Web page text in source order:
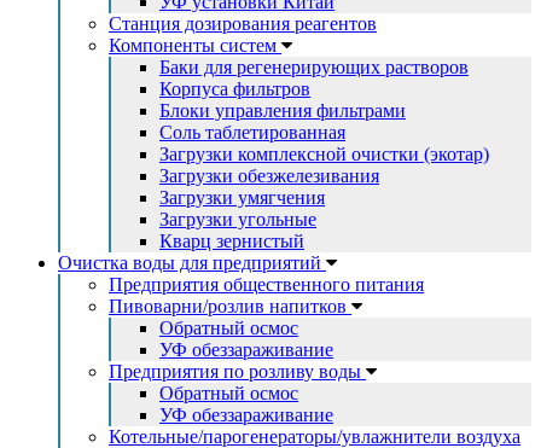
Станция дозирования реагентов
Компоненты систем
Баки для регенерирующих растворов
Корпуса фильтров
Блоки управления фильтрами
Соль таблетированная
Загрузки комплексной очистки (экотар)
Загрузки обезжелезивания
Загрузки умягчения
Загрузки угольные
Кварц зернистый
Очистка воды для предприятий
Предприятия общественного питания
Пивоварни/розлив напитков
Обратный осмос
УФ обеззараживание
Предприятия по розливу воды
Обратный осмос
УФ обеззараживание
Котельные/парогенераторы/увлажнители воздуха